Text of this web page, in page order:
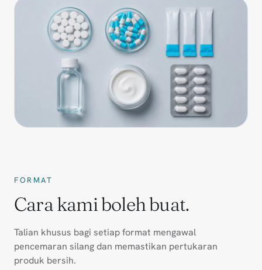
FORMAT
Cara kami boleh buat.
Talian khusus bagi setiap format mengawal
pencemaran silang dan memastikan pertukaran
produk bersih.